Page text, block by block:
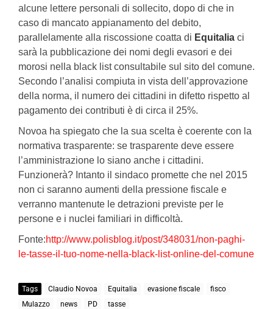
alcune lettere personali di sollecito, dopo di che in
caso di mancato appianamento del debito,
parallelamente alla riscossione coatta di Equitalia ci
sarà la pubblicazione dei nomi degli evasori e dei
morosi nella black list consultabile sul sito del comune.
Secondo l’analisi compiuta in vista dell’approvazione
della norma, il numero dei cittadini in difetto rispetto al
pagamento dei contributi è di circa il 25%.
Novoa ha spiegato che la sua scelta è coerente con la
normativa trasparente: se trasparente deve essere
l’amministrazione lo siano anche i cittadini.
Funzionerà? Intanto il sindaco promette che nel 2015
non ci saranno aumenti della pressione fiscale e
verranno mantenute le detrazioni previste per le
persone e i nuclei familiari in difficoltà.
Fonte:http://www.polisblog.it/post/348031/non-paghi-
le-tasse-il-tuo-nome-nella-black-list-online-del-comune
Tags Claudio Novoa Equitalia evasione fiscale
fisco
Mulazzo
news PD tasse